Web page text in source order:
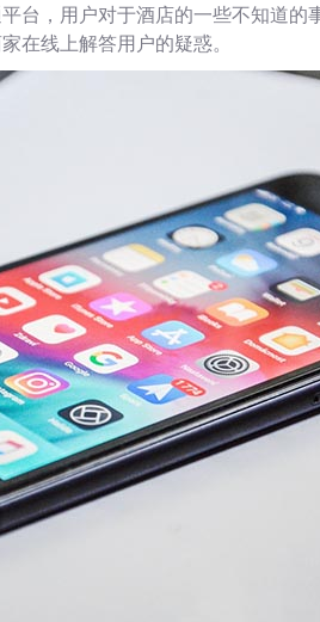
台，用户对于酒店的一些不知道的
在线上解答用户的疑惑。